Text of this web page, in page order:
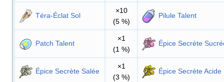
Téra-Éclat Sol
×10
(5 %)
Pilule Talent
Patch Talent
×1
(1 %)
Épice Secrète
Épice Secrète Salée
×1
(3 %)
Épice Secrète Acide